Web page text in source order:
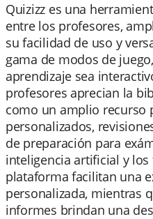
Quizizz es una
entre los profesores,
su facilidad de uso y
gama de modos de
aprendizaje sea
profesores aprecian la
como un amplio recurso
personalizados,
de preparación para
inteligencia artificial y
plataforma facilitan una
personalizada, mientras
informes brindan una